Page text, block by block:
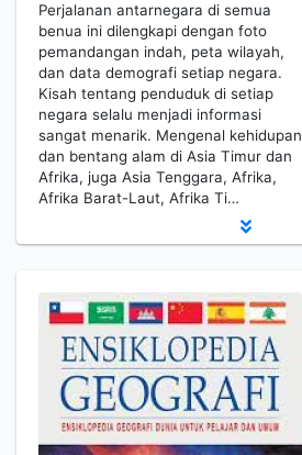
Perjalanan antarnegara di semua
benua ini dilengkapi dengan foto
pemandangan indah, peta wilayah,
dan data demografi setiap negara.
Kisah tentang penduduk di setiap
negara selalu menjadi informasi
sangat menarik. Mengenal kehidupan
dan bentang alam di Asia Timur dan
Afrika, juga Asia Tenggara, Afrika,
Afrika Barat-Laut, Afrika Ti…